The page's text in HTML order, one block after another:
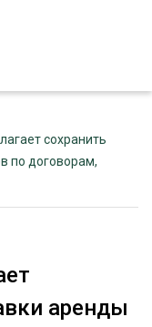
сохранить
по договорам,
аренды